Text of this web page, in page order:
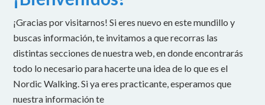
¡Gracias por visitarnos! Si eres nuevo en este mundillo y
buscas información, te invitamos a que recorras las
distintas secciones de nuestra web, en donde encontrarás
todo lo necesario para hacerte una idea de lo que es el
Nordic Walking. Si ya eres practicante, esperamos que
nuestra información te